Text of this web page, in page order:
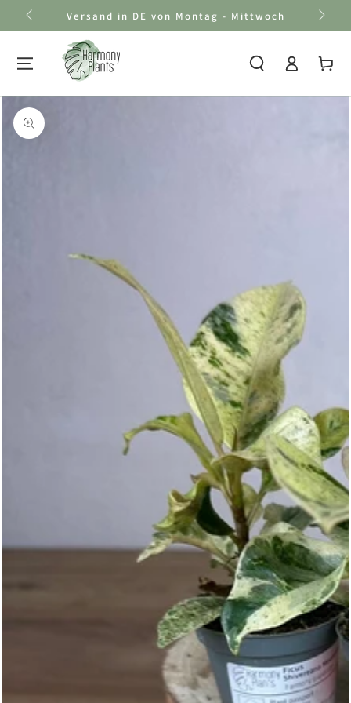
Zum Inhalt
springenVersand in DE von Montag - Mittwoch
Einloggen
Zu den
Produktinformationen
springen